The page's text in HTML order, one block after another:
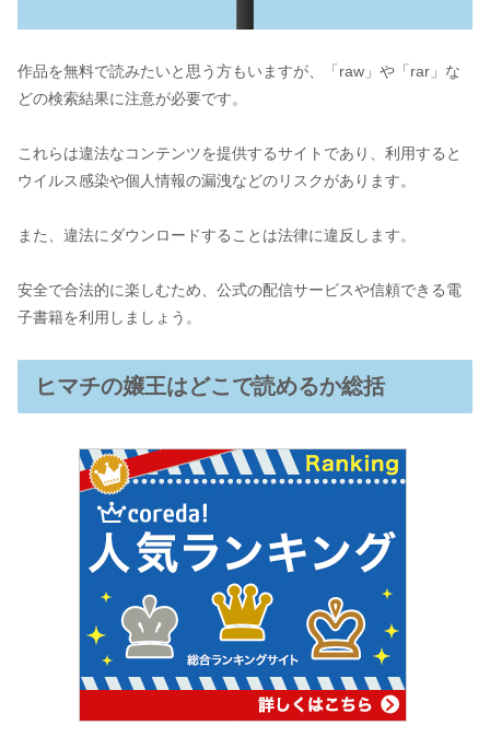
作品を無料で読みたいと思う方もいますが、「raw」や「rar」な
どの検索結果に注意が必要です。
これらは違法なコンテンツを提供するサイトであり、利用すると
ウイルス感染や個人情報の漏洩などのリスクがあります。
また、違法にダウンロードすることは法律に違反します。
安全で合法的に楽しむため、公式の配信サービスや信頼できる電
子書籍を利用しましょう。
ヒマチの嬢王はどこで読めるか総括